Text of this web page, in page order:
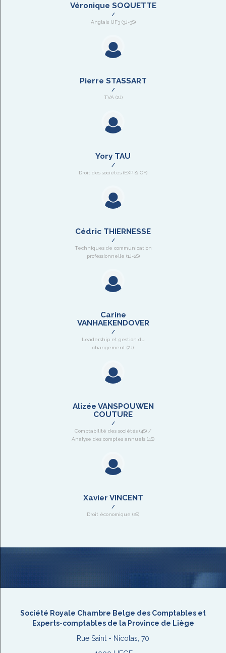
Véronique SOQUETTE
Anglais UF3 (3J-3S)
Pierre STASSART
TVA (2J)
Yory TAU
Droit des sociétés (EXP & CF)
Cédric THIERNESSE
Techniques de communication
professionnelle (1J-2S)
Carine
VANHAEKENDOVER
Leadership et gestion du
changement (2J)
Alizée VANSPOUWEN
COUTURE
Comptabilité des sociétés (4S) /
Analyse des comptes annuels (4S)
Xavier VINCENT
Droit économique (2S)
Société Royale Chambre Belge des Comptables et
Experts-comptables de la Province de Liège
Rue Saint - Nicolas, 70